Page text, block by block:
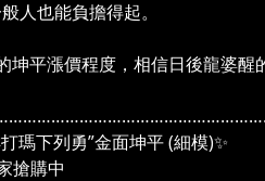
人也能負擔得起。
坤平漲價程度，相信日後龍婆
瑪下列勇”金面坤平 (細模)✨
搶購中